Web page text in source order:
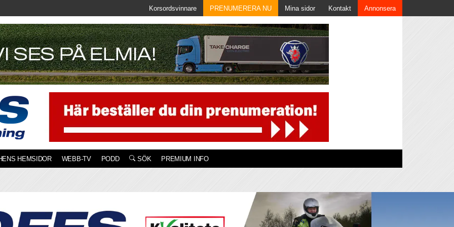
Korsordsvinnare PRENUMERERA NU Mina sidor Kontakt Annonsera
HEMSIDOR WEBB-TV PODD SÖK PREMIUM INFO